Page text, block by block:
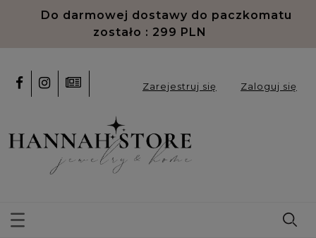
Do darmowej dostawy do paczkomatu
zostało : 299 PLN
Zarejestruj się Zaloguj się